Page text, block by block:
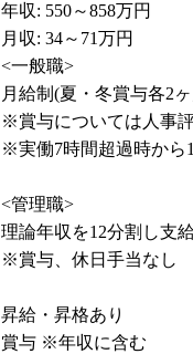
年収: 550～858万円
月収: 34～71万円
<一般職>
月給制(夏・冬賞与各2
※賞与については人事
※実働7時間超過時から
<管理職>
理論年収を12分割し支
※賞与、休日手当なし
昇給・昇格あり
賞与 ※年収に含む